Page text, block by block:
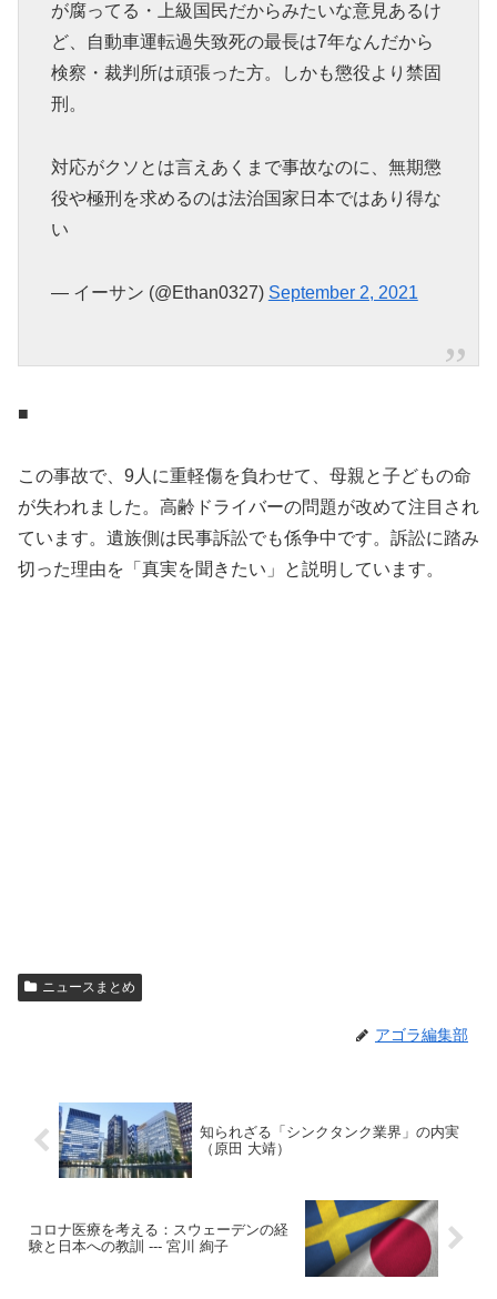
が腐ってる・上級国民だからみたいな意見あるけ
ど、自動車運転過失致死の最長は7年なんだから
検察・裁判所は頑張った方。しかも懲役より禁固
刑。
対応がクソとは言えあくまで事故なのに、無期懲
役や極刑を求めるのは法治国家日本ではあり得な
い
— イーサン (@Ethan0327) September 2, 2021
■
この事故で、9人に重軽傷を負わせて、母親と子どもの命
が失われました。高齢ドライバーの問題が改めて注目され
ています。遺族側は民事訴訟でも係争中です。訴訟に踏み
切った理由を「真実を聞きたい」と説明しています。
ニュースまとめ
アゴラ編集部
知られざる「シンクタンク業界」の内実
（原田 大靖）
コロナ医療を考える：スウェーデンの経
験と日本への教訓 --- 宮川 絢子